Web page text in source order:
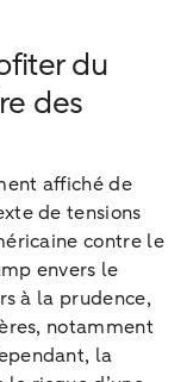
du
des
affiché de
de tensions
contre le
envers le
à la prudence,
notamment
la